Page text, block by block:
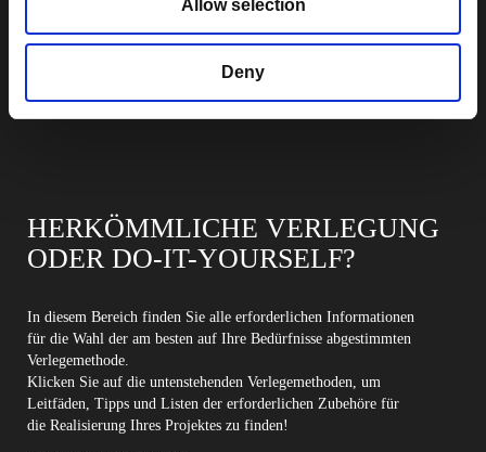
Allow selection
Deny
HERKÖMMLICHE VERLEGUNG
ODER DO-IT-YOURSELF?
In diesem Bereich finden Sie alle erforderlichen Informationen
für die Wahl der am besten auf Ihre Bedürfnisse abgestimmten
Verlegemethode.
Klicken Sie auf die untenstehenden Verlegemethoden, um
Leitfäden, Tipps und Listen der erforderlichen Zubehöre für
die Realisierung Ihres Projektes zu finden!